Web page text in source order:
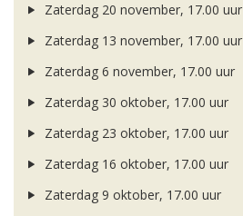
Zaterdag 20 november, 17.00 uur
Zaterdag 13 november, 17.00 uur
Zaterdag 6 november, 17.00 uur
Zaterdag 30 oktober, 17.00 uur
Zaterdag 23 oktober, 17.00 uur
Zaterdag 16 oktober, 17.00 uur
Zaterdag 9 oktober, 17.00 uur